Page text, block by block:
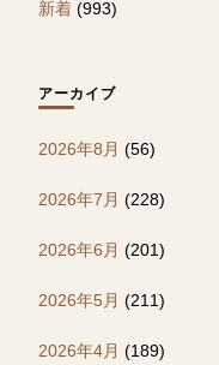
新着 (993)
アーカイブ
2026年8月 (56)
2026年7月 (228)
2026年6月 (201)
2026年5月 (211)
2026年4月 (189)